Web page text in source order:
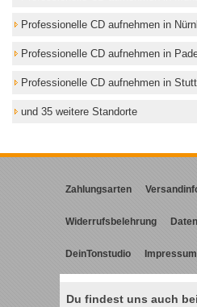
Professionelle CD aufnehmen in
Professionelle CD aufnehmen in
Professionelle CD aufnehmen in
und 35 weitere Standorte
Zahlungsarten
Widerrufsbelehrung
DeinTonstudio Impressum
Du findest uns auch bei